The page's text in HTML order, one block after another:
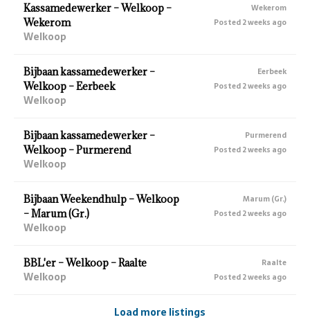
Kassamedewerker – Welkoop –
Wekerom
Welkoop
Wekerom
Posted 2 weeks ago
Bijbaan kassamedewerker –
Welkoop – Eerbeek
Welkoop
Eerbeek
Posted 2 weeks ago
Bijbaan kassamedewerker –
Welkoop – Purmerend
Welkoop
Purmerend
Posted 2 weeks ago
Bijbaan Weekendhulp – Welkoop
– Marum (Gr.)
Welkoop
Marum (Gr.)
Posted 2 weeks ago
BBL'er – Welkoop – Raalte
Welkoop
Raalte
Posted 2 weeks ago
Load more listings